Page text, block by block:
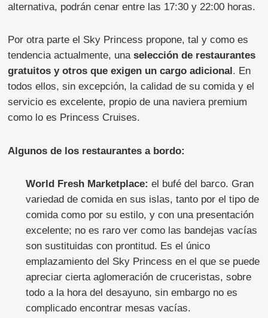
alternativa, podrán cenar entre las 17:30 y 22:00 horas.
Por otra parte el Sky Princess propone, tal y como es
tendencia actualmente, unaselección de restaurantes
gratuitos y otros que exigen un cargo adicional . En
todos ellos, sin excepción, la calidad de su comida y el
servicio es excelente, propio de una naviera premium
como lo es Princess Cruises.
Algunos de los restaurantes a bordo:
World Fresh Marketplace: el bufé del barco. Gran
variedad de comida en sus islas, tanto por el tipo de
comida como por su estilo, y con una presentación
excelente; no es raro ver como las bandejas vacías
son sustituidas con prontitud. Es el único
emplazamiento del Sky Princess en el que se puede
apreciar cierta aglomeración de cruceristas, sobre
todo a la hora del desayuno, sin embargo no es
complicado encontrar mesas vacías.